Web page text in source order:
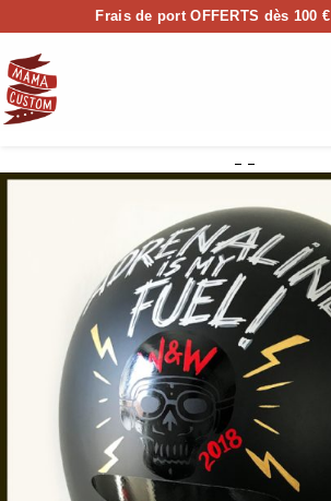
Frais de port OFFERTS dès 100
– –